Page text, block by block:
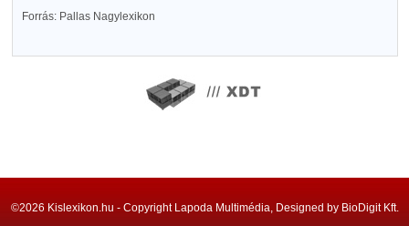
Forrás: Pallas Nagylexikon
©2026 Kislexikon.hu - Copyright Lapoda Multimédia, Designed by BioDigit Kft.